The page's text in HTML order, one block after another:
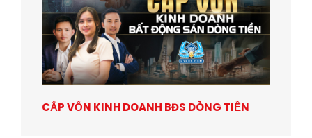
CẤP VỐN KINH DOANH BĐS DÒNG TIỀN